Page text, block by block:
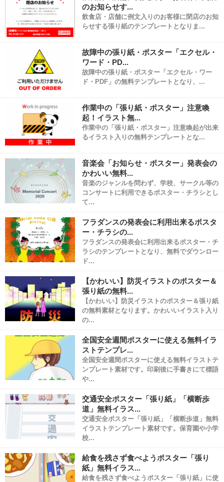
のお知らせす...
飲食店・店舗に例文入りのお客様に閉店のお知
らせする張り紙のテンプレートとなりま...
故障中の張り紙・ポスター「エクセル・
ワード・PD...
故障中の張り紙・ポスター「エクセル・ワー
ド・PDF」の無料テンプレートとなり、...
作業中の「張り紙・ポスター」注意喚
起！イラスト無...
作業中の「張り紙・ポスター」注意喚起が出来
るイラスト入りの無料テンプレートとな...
音楽会「お知らせ・ポスター」発表会の
かわいい無料...
音楽のジャンルを問わず、学校、サークル等の
コンサートに利用できるポスター・チラシとし
て...
フラダンスの発表会に利用出来るポスタ
ー・チラシの...
フラダンスの発表会に利用出来るポスター・チ
ラシのテンプレートとなり、無料でダウンロー
ド...
【かわいい】防災イラストのポスター＆
張り紙の無料...
【かわいい】防災イラストのポスター＆張り紙
の無料素材となります。かわいいイラスト入り
の...
全国安全週間ポスターに使える無料イラ
ストテンプレ...
全国安全週間ポスターに使える無料イラストテ
ンプレート素材です。印刷後に手書きにて標語
や...
交通安全ポスター「張り紙」「横断歩
道」無料イラス...
交通安全ポスター「張り紙」「横断歩道」無料
イラストテンプレート素材です。保育園や小学
校...
給食を残さず食べようポスター「張り
紙」無料イラス...
給食を残さず食べようポスター「張り紙」に使